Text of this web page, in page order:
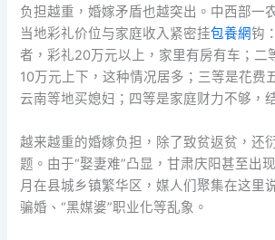
负担越重，婚嫁矛盾也越突出。中西部一
当地彩礼价位与家庭收入紧密挂包養網钩
者，彩礼20万元以上，家里有房有车；二
10万元上下，这种情况居多；三等是花费
云南等地买媳妇；四等是家庭财力不够，
越来越重的婚嫁负担，除了致贫返贫，还
题。由于“娶妻难”凸显，甘肃庆阳甚至出
月在县城乡镇繁华区，媒人们聚集在这里
骗婚、“黑媒婆”职业化等乱象。